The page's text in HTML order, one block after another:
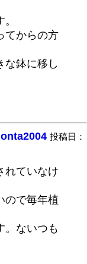
てからの方
な鉢に移し
投稿日：
れていなけ
ので毎年植
。ないつも